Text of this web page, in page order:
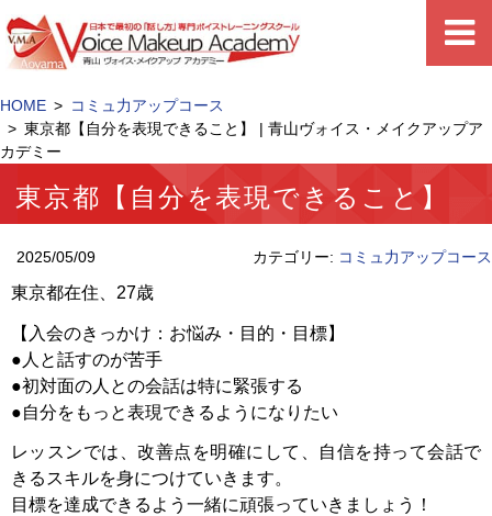
HOME
コミュ力アップコース
東京都【自分を表現できること】 | 青山ヴォイス・メイクアップア
カデミー
東京都【自分を表現できること】
2025/05/09 カテゴリー: コミュ力アップコース
東京都在住、27歳
【入会のきっかけ：お悩み・目的・目標】
●人と話すのが苦手
●初対面の人との会話は特に緊張する
●自分をもっと表現できるようになりたい
レッスンでは、改善点を明確にして、自信を持って会話で
きるスキルを身につけていきます。
目標を達成できるよう一緒に頑張っていきましょう！